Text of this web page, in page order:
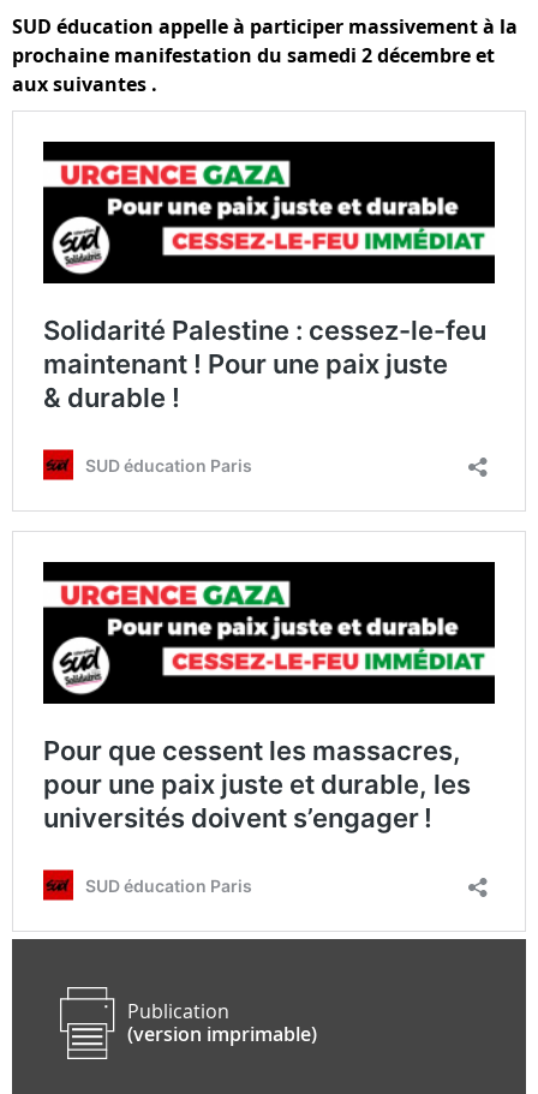
SUD éducation appelle à participer massivement à la
prochaine manifestation du samedi 2 décembre et
aux suivantes .
Publication
(version imprimable)